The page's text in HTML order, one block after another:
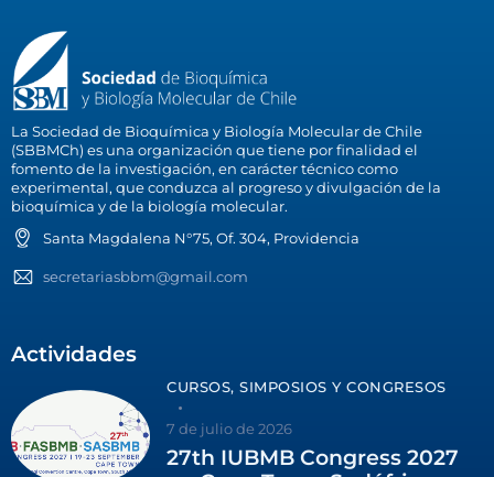
La Sociedad de Bioquímica y Biología Molecular de Chile
(SBBMCh) es una organización que tiene por finalidad el
fomento de la investigación, en carácter técnico como
experimental, que conduzca al progreso y divulgación de la
bioquímica y de la biología molecular.
Santa Magdalena N°75, Of. 304, Providencia
secretariasbbm@gmail.com
Actividades
CURSOS, SIMPOSIOS Y CONGRESOS
7 de julio de 2026
27th IUBMB Congress 2027